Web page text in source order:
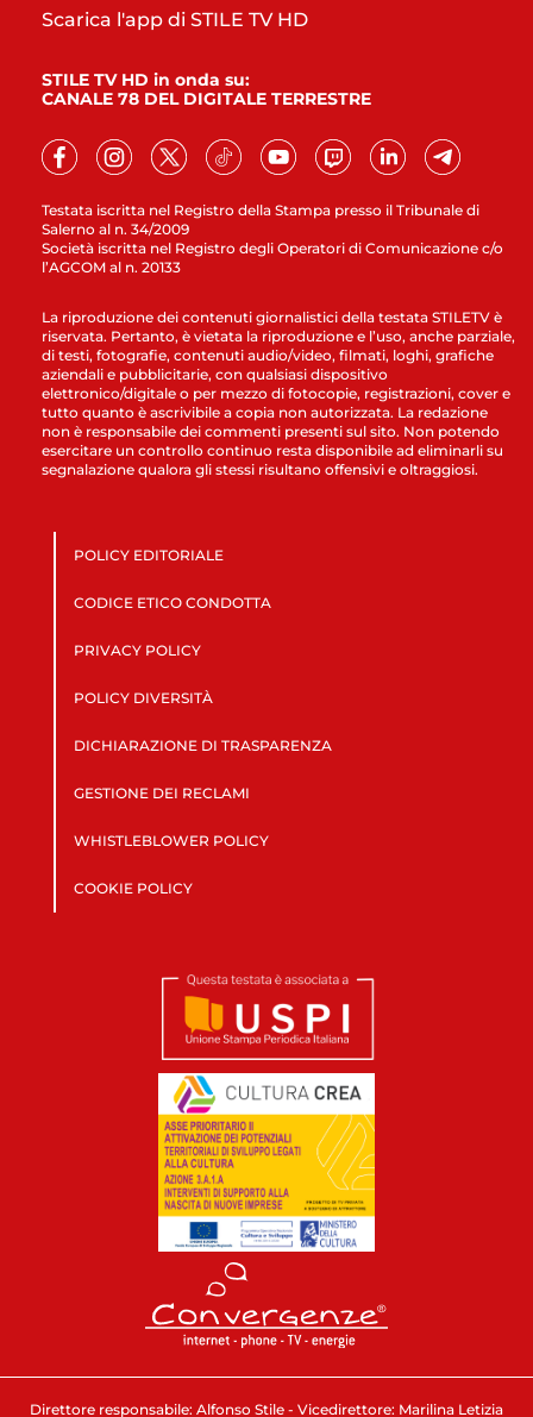
Testata iscritta nel Registro della Stampa presso il Tribunale di
Salerno al n. 34/2009
Società iscritta nel Registro degli Operatori di Comunicazione c/o
l’AGCOM al n. 20133
Scarica l'app di STILE TV HD
STILE TV HD in onda su:
CANALE 78 DEL DIGITALE TERRESTRE
La riproduzione dei contenuti giornalistici della testata STILETV è
riservata. Pertanto, è vietata la riproduzione e l’uso, anche parziale,
di testi, fotografie, contenuti audio/video, filmati, loghi, grafiche
aziendali e pubblicitarie, con qualsiasi dispositivo
elettronico/digitale o per mezzo di fotocopie, registrazioni, cover e
tutto quanto è ascrivibile a copia non autorizzata. La redazione
non è responsabile dei commenti presenti sul sito. Non potendo
esercitare un controllo continuo resta disponibile ad eliminarli su
segnalazione qualora gli stessi risultano offensivi e oltraggiosi.
POLICY EDITORIALE
CODICE ETICO CONDOTTA
PRIVACY POLICY
POLICY DIVERSITÀ
DICHIARAZIONE DI TRASPARENZA
GESTIONE DEI RECLAMI
WHISTLEBLOWER POLICY
COOKIE POLICY
Direttore responsabile: Alfonso Stile - Vicedirettore: Marilina Letizia